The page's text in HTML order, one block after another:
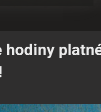
hodiny